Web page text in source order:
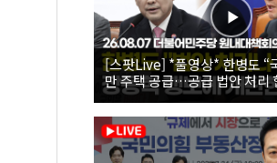
[스팟Live] *풀영상* 한병도 “
만 주택 공급…공급 법안 처리
26.08.07 더불어민주당 원내